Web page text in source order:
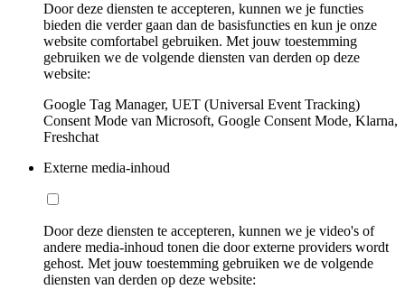
Door deze diensten te accepteren, kunnen we je functies
bieden die verder gaan dan de basisfuncties en kun je onze
website comfortabel gebruiken. Met jouw toestemming
gebruiken we de volgende diensten van derden op deze
website:
Google Tag Manager, UET (Universal Event Tracking)
Consent Mode van Microsoft, Google Consent Mode, Klarna,
Freshchat
Externe media-inhoud
Door deze diensten te accepteren, kunnen we je video's of
andere media-inhoud tonen die door externe providers wordt
gehost. Met jouw toestemming gebruiken we de volgende
diensten van derden op deze website: